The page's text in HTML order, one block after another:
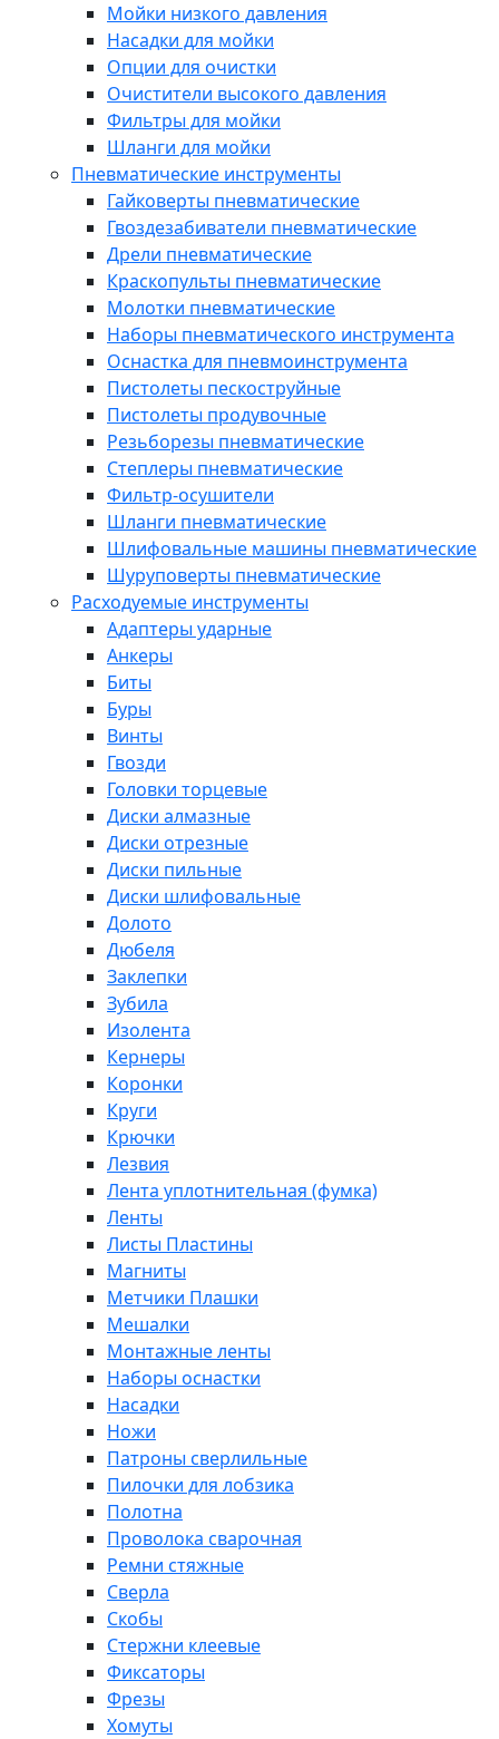
Мойки низкого давления
Насадки для мойки
Опции для очистки
Очистители высокого давления
Фильтры для мойки
Шланги для мойки
Пневматические инструменты
Гайковерты пневматические
Гвоздезабиватели пневматические
Дрели пневматические
Краскопульты пневматические
Молотки пневматические
Наборы пневматического инструмента
Оснастка для пневмоинструмента
Пистолеты пескоструйные
Пистолеты продувочные
Резьборезы пневматические
Степлеры пневматические
Фильтр-осушители
Шланги пневматические
Шлифовальные машины пневматические
Шуруповерты пневматические
Расходуемые инструменты
Адаптеры ударные
Анкеры
Биты
Буры
Винты
Гвозди
Головки торцевые
Диски алмазные
Диски отрезные
Диски пильные
Диски шлифовальные
Долото
Дюбеля
Заклепки
Зубила
Изолента
Кернеры
Коронки
Круги
Крючки
Лезвия
Лента уплотнительная (фумка)
Ленты
Листы Пластины
Магниты
Метчики Плашки
Мешалки
Монтажные ленты
Наборы оснастки
Насадки
Ножи
Патроны сверлильные
Пилочки для лобзика
Полотна
Проволока сварочная
Ремни стяжные
Сверла
Скобы
Стержни клеевые
Фиксаторы
Фрезы
Хомуты